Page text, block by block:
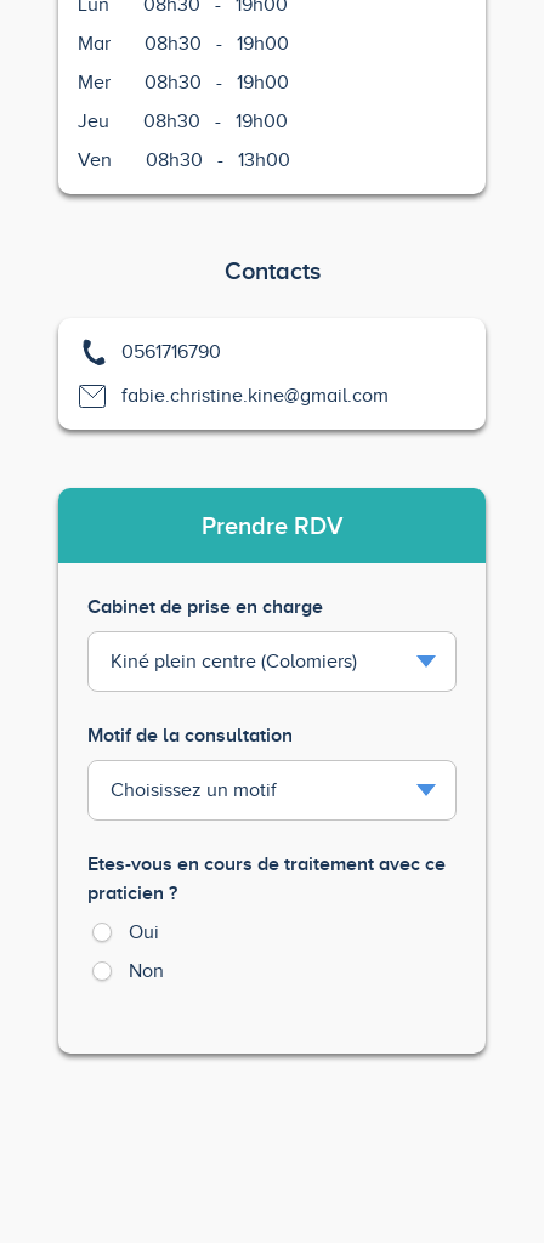
Lun 08h30 -
19h00
Mar
08h30 -
19h00
Mer
08h30 -
19h00
Jeu
08h30 -
19h00
Ven
08h30 - 13h00
Contacts
0561716790
fabie.christine.kine@gmail.com
Prendre RDV
Cabinet de prise en charge
Motif de la consultation
Etes-vous en cours de traitement avec ce
praticien ?
Oui
Non